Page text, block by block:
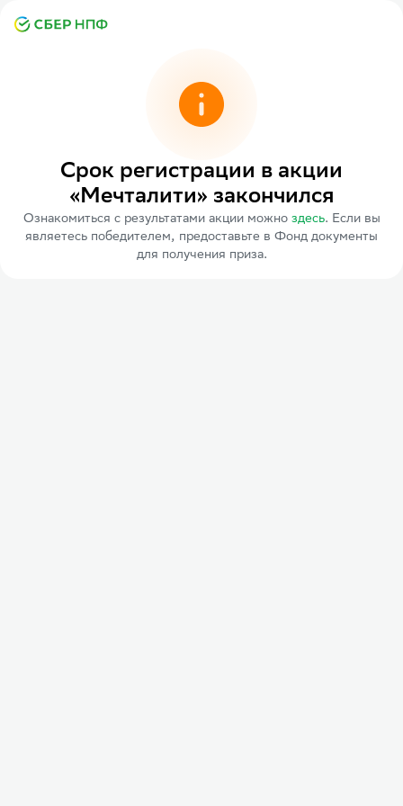
Срок регистрации в акции
«Мечталити» закончился
Ознакомиться с результатами акции можно здесь. Если вы
являетесь победителем, предоставьте в Фонд документы
для получения приза.